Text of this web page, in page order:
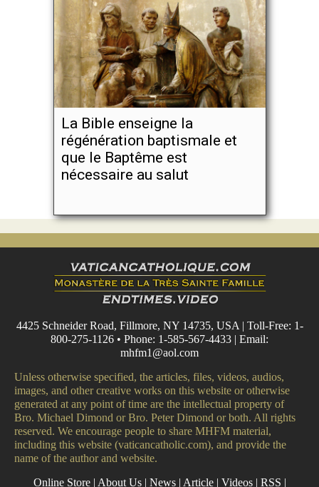
La Bible enseigne la
régénération baptismale et
que le Baptême est
nécessaire au salut
4425 Schneider Road, Fillmore, NY 14735, USA | Toll-Free: 1-
800-275-1126 • Phone: 1-585-567-4433 | Email:
mhfm1@aol.com
Unless otherwise specified, the articles, files, videos, audios,
images, and other creative works on this website or otherwise
generated at any point of time are the intellectual property of
Bro. Michael Dimond or Bro. Peter Dimond or both. All rights
reserved. We encourage people to share MHFM material,
including this website (vaticancatholic.com), and provide the
name of the author and website.
Online Store| About Us| News| Article| Videos| RSS |